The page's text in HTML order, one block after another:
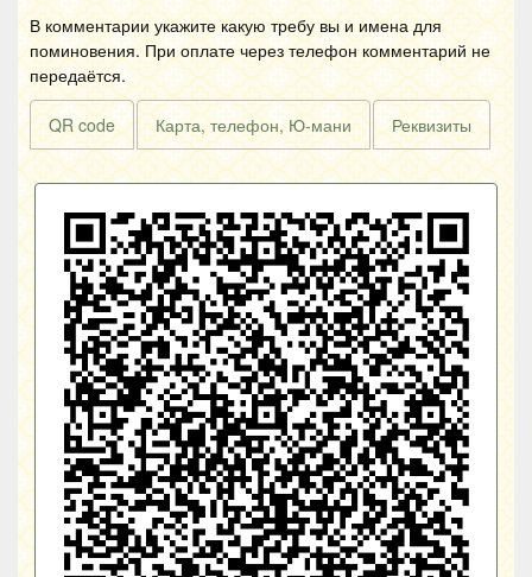
В комментарии укажите какую требу вы и имена для
поминовения. При оплате через телефон комментарий не
передаётся.
QR code Карта, телефон, Ю-мани Реквизиты